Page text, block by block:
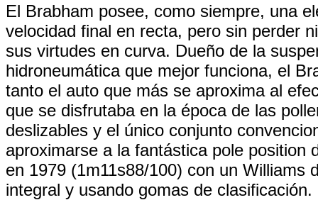
El Brabham posee, como siempre, una
velocidad final en recta, pero sin perder
sus virtudes en curva. Dueño de la
hidroneumática que mejor funciona, el
tanto el auto que más se aproxima al
que se disfrutaba en la época de las
deslizables y el único conjunto
aproximarse a la fantástica pole position
en 1979 (1m11s88/100) con un Williams
integral y usando gomas de clasificación.